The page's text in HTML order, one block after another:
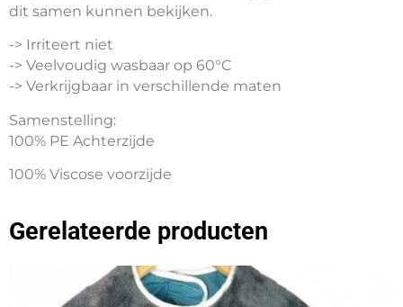
dit samen kunnen bekijken.
-> Irriteert niet
-> Veelvoudig wasbaar op 60°C
-> Verkrijgbaar in verschillende maten
Samenstelling:
100% PE Achterzijde
100% Viscose voorzijde
Gerelateerde producten